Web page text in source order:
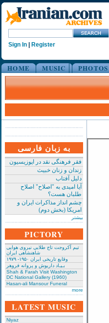
Sign In Register
HOME MUSIC PHOTOS
به زبان فارسی
فقر فرهنگی نقد در اپوزیسیون
زندان و زنان خبیث
دلیل آفتاب
آیا امیدی به "اصلاح" اصلاح
طلبان هست؟
چشم انداز مذاکرات ایران و
امریکا (بخش دوم)
بیشتر
PICTORY
تیم آکروجت تاج طلایی نیروی هوایی
شاهنشاهی ایران
وقایع تاریخی‌ ایران ۱۹۵۰- ۱۹۷۹
بـیـاد داریوش و پروانه فروهر
Shah & Farah Visit Washington
DC National Gallery (1960)
Hasan-ali Mansour Funeral
more
LATEST MUSIC
Niyaz